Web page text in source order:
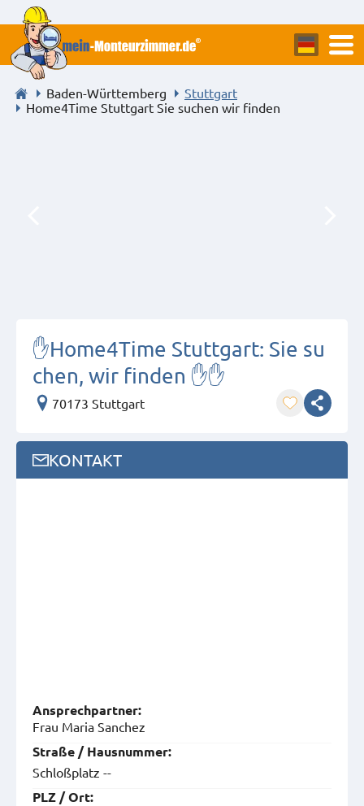
Baden-Württemberg
Stuttgart
Home4Time Stuttgart Sie suchen wir finden
✋Home4Time Stuttgart: Sie su
chen, wir finden ✋✋
70173 Stuttgart
KONTAKT
Ansprech­partner:
Frau Maria Sanchez
Straße / Hausnummer:
Schloßplatz --
PLZ / Ort: